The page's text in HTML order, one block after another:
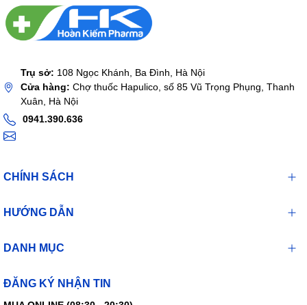
Trụ sở: 108 Ngọc Khánh, Ba Đình, Hà Nội
Cửa hàng: Chợ thuốc Hapulico, số 85 Vũ Trọng Phụng, Thanh
Xuân, Hà Nội
0941.390.636
CHÍNH SÁCH
HƯỚNG DẪN
DANH MỤC
ĐĂNG KÝ NHẬN TIN